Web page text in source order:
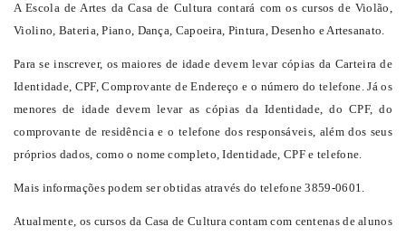
A Escola de Artes da Casa de Cultura contará com os cursos de Violão,
Violino, Bateria, Piano, Dança, Capoeira, Pintura, Desenho e Artesanato.
Para se inscrever, os maiores de idade devem levar cópias da Carteira de
Identidade, CPF, Comprovante de Endereço e o número do telefone. Já os
menores de idade devem levar as cópias da Identidade, do CPF, do
comprovante de residência e o telefone dos responsáveis, além dos seus
próprios dados, como o nome completo, Identidade, CPF e telefone.
Mais informações podem ser obtidas através do telefone 3859-0601.
Atualmente, os cursos da Casa de Cultura contam com centenas de alunos